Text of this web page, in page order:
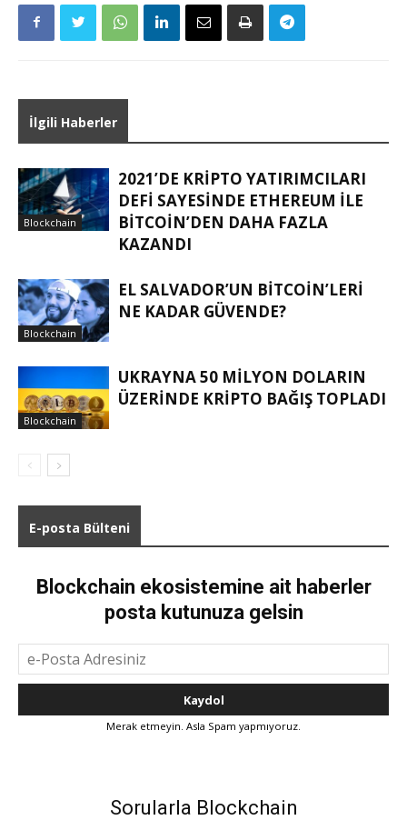
İlgili Haberler
Blockchain
2021’DE KRIPTO YATIRIMCILARI
DEFI SAYESINDE ETHEREUM ILE
BITCOIN’DEN DAHA FAZLA
KAZANDI
Blockchain
EL SALVADOR’UN BITCOIN’LERI
NE KADAR GÜVENDE?
Blockchain
UKRAYNA 50 MILYON DOLARIN
ÜZERINDE KRIPTO BAĞIŞ TOPLADI
E-posta Bülteni
Blockchain ekosistemine ait haberler
posta kutunuza gelsin
Merak etmeyin. Asla Spam yapmıyoruz.
Sorularla Blockchain